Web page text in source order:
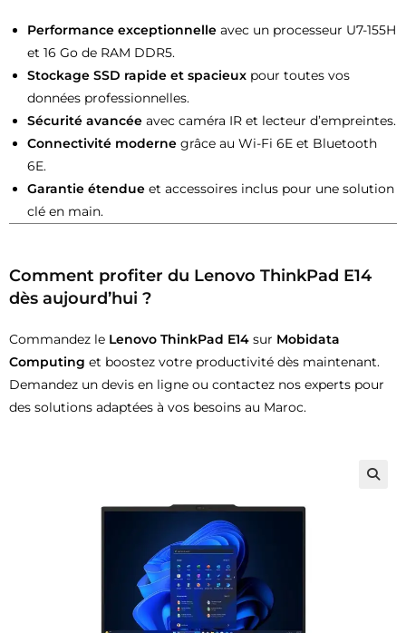
Performance exceptionnelle avec un processeur U7-155H
et 16 Go de RAM DDR5.
Stockage SSD rapide et spacieux pour toutes vos
données professionnelles.
Sécurité avancée avec caméra IR et lecteur d’empreintes.
Connectivité moderne grâce au Wi-Fi 6E et Bluetooth
6E.
Garantie étendue et accessoires inclus pour une solution
clé en main.
Comment profiter du Lenovo ThinkPad E14
dès aujourd’hui ?
Commandez le Lenovo ThinkPad E14 sur Mobidata
Computing et boostez votre productivité dès maintenant.
Demandez un devis en ligne ou contactez nos experts pour
des solutions adaptées à vos besoins au Maroc.